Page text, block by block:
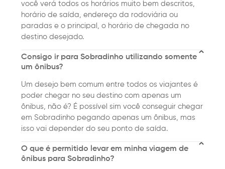
você verá todos os horários muito bem descritos,
horário de saída, endereço da rodoviária ou
paradas e o principal, o horário de chegada no
destino desejado.
Consigo ir para Sobradinho utilizando somente
um ônibus?
Um desejo bem comum entre todos os viajantes é
poder chegar no seu destino com apenas um
ônibus, não é? É possível sim você conseguir chegar
em Sobradinho pegando apenas um ônibus, mas
isso vai depender do seu ponto de saída.
O que é permitido levar em minha viagem de
ônibus para Sobradinho?